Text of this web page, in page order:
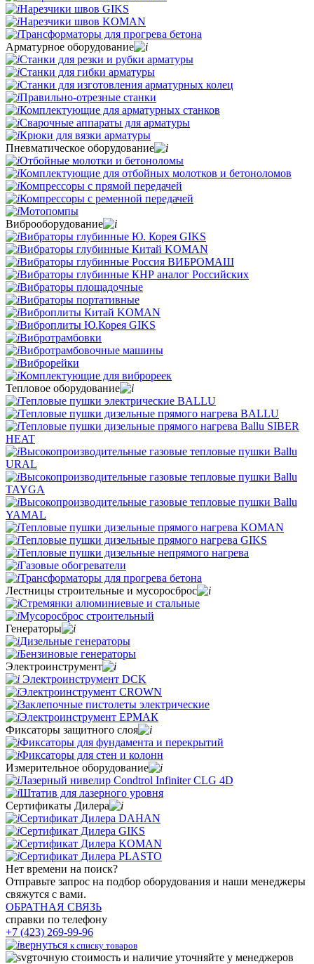
Нарезчики швов GIKS
Нарезчики швов KOMAN
Трансформаторы для прогрева бетона
Арматурное оборудование
Станки для резки и рубки арматуры
Станки для гибки арматуры
Станки для изготовления арматурных колец
Правильно-отрезные станки
Комплектующие для арматурных станков
Сварочные аппараты для арматуры
Крюки для вязки арматуры
Пневматическое оборудование
Отбойные молотки и бетоноломы
Комплектующие для отбойных молотков и бетоноломов
Компрессоры с прямой передачей
Компрессоры с ременной передачей
Мотопомпы
Виброоборудование
Вибраторы глубинные Ю. Корея GIKS
Вибраторы глубинные Китай KOMAN
Вибраторы глубинные Россия ВИБРОМАШ
Вибраторы глубинные КНР аналог Российских
Вибраторы площадочные
Вибраторы портативные
Виброплиты Китай KOMAN
Виброплиты Ю.Корея GIKS
Вибротрамбовки
Вибротрамбовочные машины
Виброрейки
Комплектующие для виброреек
Тепловое оборудование
Тепловые пушки электрические BALLU
Тепловые пушки дизельные прямого нагрева BALLU
Тепловые пушки дизельные прямого нагрева Ballu SIBER
HEAT
Высокопроизводительные газовые тепловые пушки Ballu
URAL
Высокопроизводительные газовые тепловые пушки Ballu
TAYGA
Высокопроизводительные газовые тепловые пушки Ballu
YAMAL
Тепловые пушки дизельные прямого нагрева KOMAN
Тепловые пушки дизельные прямого нагрева GIKS
Тепловые пушки дизельные непрямого нагрева
Газовые обогреватели
Трансформаторы для прогрева бетона
Лестницы строительные и мусоросброс
Стремянки алюминиевые и стальные
Мусоросброс строительный
Генераторы
Дизельные генераторы
Бензиновые генераторы
Электроинструмент
Электроинструмент DCK
Электроинструмент CROWN
Заклепочные пистолеты электрические
Электроинструмент ЕРМАК
Фиксаторы защитного слоя
Фиксаторы для фундамента и перекрытий
Фиксаторы для стен и колонн
Измерительное оборудование
Лазерный нивелир Condtrol Infiniter CLG 4D
Штатив для лазерного уровня
Сертификаты Дилера
Сертификат Дилера DAHAN
Сертификат Дилера GIKS
Сертификат Дилера KOMAN
Сертификат Дилера PLASTO
Нет времени на поиск?
Отправьте запрос на подбор оборудования и наши менеджеры
свяжутся с вами.
ОБРАТНАЯ СВЯЗЬ
справки по телефону
+7 (423) 269-99-96
вернуться к списку товаров
точную стоимость и наличие уточняйте у менеджеров